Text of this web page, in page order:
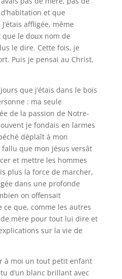
et que
affligée, même
le doux nom de
le dire. Cette fois, je
Puis je pensai au Christ,
que j’étais dans le bois
: ma seule
de la passion de Notre-
je fondais en larmes
déplaît à mon
que mon Jésus versât
et mettre les hommes
plus la force de marcher,
dans une profonde
on offensait
ce que, comme les autres
mère pour tout lui dire et
sur la vie de
à moi un tout petit enfant
d’un blanc brillant avec